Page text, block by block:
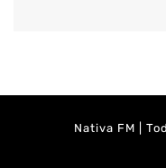
Nativa FM |